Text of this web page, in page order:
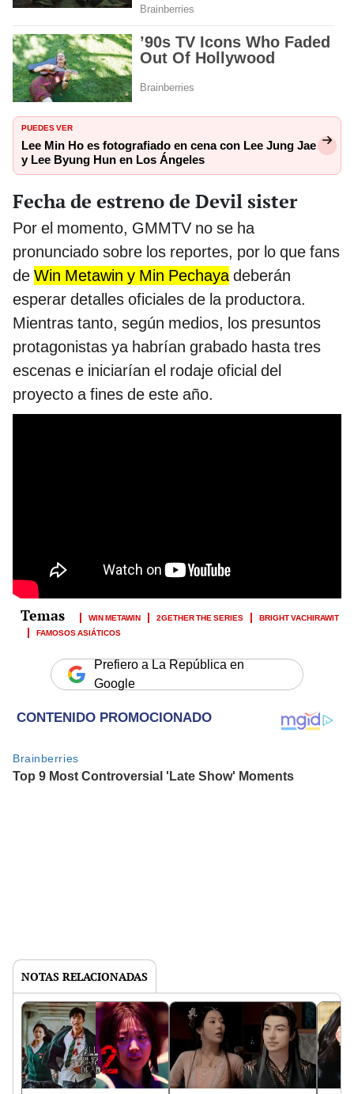
PUEDES VER
Lee Min Ho es fotografiado en cena con Lee Jung Jae
y Lee Byung Hun en Los Ángeles
Fecha de estreno de Devil sister
Por el momento, GMMTV no se ha
pronunciado sobre los reportes, por lo que fans
de Win Metawin y Min Pechayadeberán
esperar detalles oficiales de la productora.
Mientras tanto, según medios, los presuntos
protagonistas ya habrían grabado hasta tres
escenas e iniciarían el rodaje oficial del
proyecto a fines de este año.
WIN METAWIN 2GETHER THE SERIES
BRIGHT VACHIRAWIT
FAMOSOS ASIÁTICOS
Prefiero a La República en
Google
NOTAS RELACIONADAS